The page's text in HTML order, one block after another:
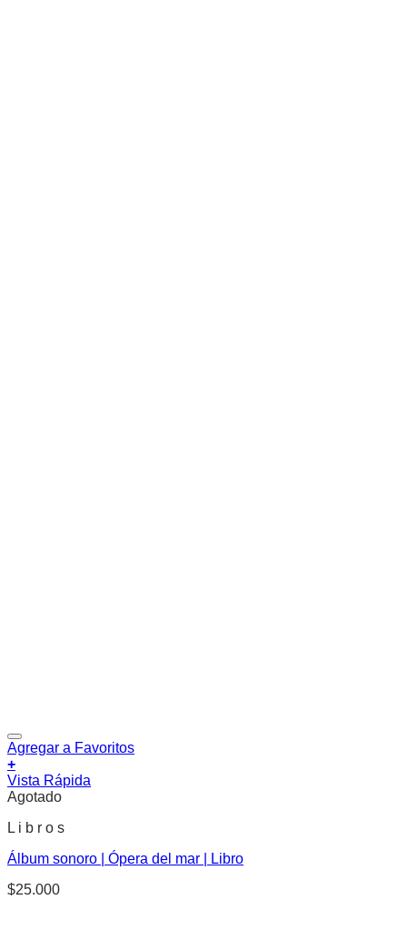
Agregar a Favoritos
+
Vista Rápida
Agotado
L i b r o s
Álbum sonoro | Ópera del mar | Libro
$25.000